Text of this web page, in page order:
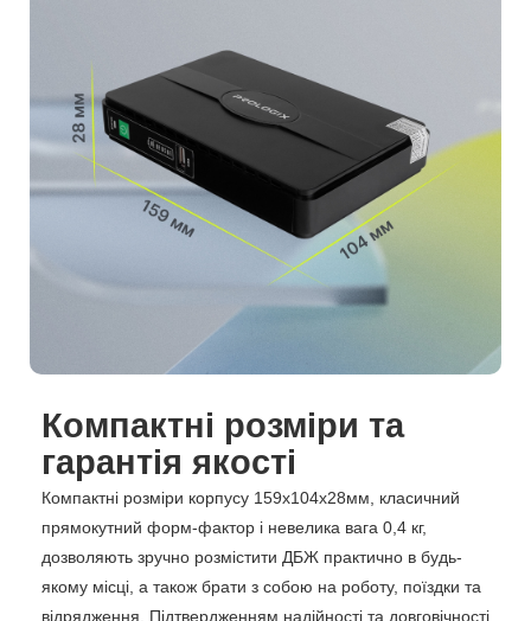
Компактні розміри та
гарантія якості
Компактні розміри корпусу 159х104х28мм, класичний
прямокутний форм-фактор і невелика вага 0,4 кг,
дозволяють зручно розмістити ДБЖ практично в будь-
якому місці, а також брати з собою на роботу, поїздки та
відрядження. Підтвердженням надійності та довговічності